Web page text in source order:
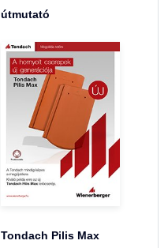
útmutató
Tondach Pilis Max